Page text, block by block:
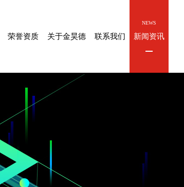
荣誉资质 关于金昊德 联系我们
NEWS
新闻资讯